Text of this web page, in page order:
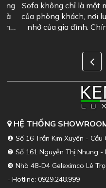
Sofa không chỉ là một
của phòng khách, nơi lưu
nhớ của gia đình.
HỆ THỐNG
❶ Số 16 Trần Kim Xuyến - Cầu
❷ Số 161 Nguyễn Thị Nhung -
❸ Nhà 48-D4 Geleximco Lê
- Hotline: 0929.248.999